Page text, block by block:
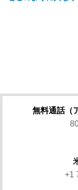
無料通話（
+1